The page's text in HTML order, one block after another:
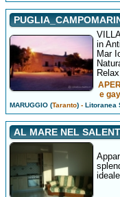
in
Mar
e
MARUGGIO (Taranto) -Litoranea
AL MARE NEL